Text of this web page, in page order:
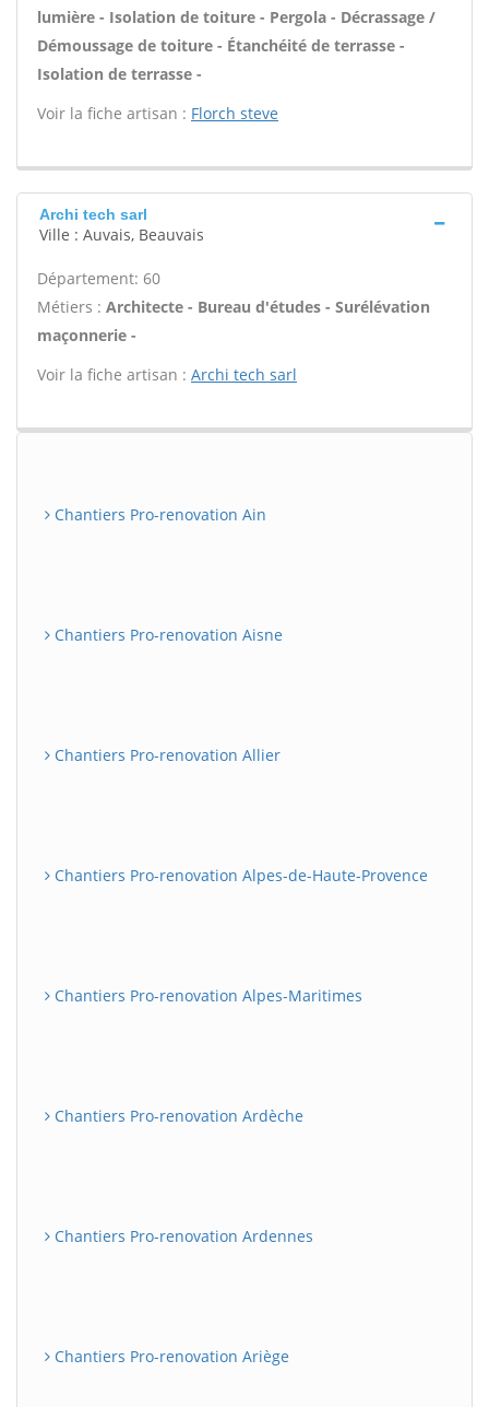
lumière - Isolation de toiture - Pergola - Décrassage /
Démoussage de toiture - Étanchéité de terrasse -
Isolation de terrasse -
Voir la fiche artisan : Florch steve
Archi tech sarl
Ville : Auvais, Beauvais
Département: 60
Métiers : Architecte - Bureau d'études - Surélévation
maçonnerie -
Voir la fiche artisan : Archi tech sarl
Chantiers Pro-renovation Ain
Chantiers Pro-renovation Aisne
Chantiers Pro-renovation Allier
Chantiers Pro-renovation Alpes-de-Haute-Provence
Chantiers Pro-renovation Alpes-Maritimes
Chantiers Pro-renovation Ardèche
Chantiers Pro-renovation Ardennes
Chantiers Pro-renovation Ariège